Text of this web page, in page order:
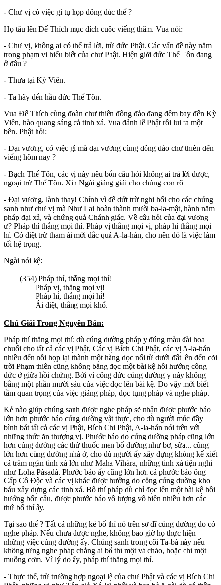
- Chư vị có việc gì tụ họp đông đúc thế ?
Họ tâu lên Ðế Thích mục đích cuộc viếng thăm. Vua nói:
- Chư vị, không ai có thể trả lời, trừ đức Phật. Các vấn đề này nằm
trong phạm vi hiểu biết của chư Phật. Hiện giời đức Thế Tôn đang
ở đâu ?
- Thưa tại Kỳ Viên.
- Ta hãy đến hầu đức Thế Tôn.
Vua Ðế Thích cùng đoàn chư thiên đông đảo đang đêm bay đến Kỳ
Viên, hào quang sáng cả tinh xá. Vua đảnh lễ Phật rồi lui ra một
bên. Phật hỏi:
- Ðại vương, có việc gì mà đại vương cùng đông đảo chư thiên đến
viếng hôm nay ?
- Bạch Thế Tôn, các vị này nêu bốn câu hỏi không ai trả lời được,
ngoại trừ Thế Tôn. Xin Ngài giảng giải cho chúng con rõ.
- Ðại vương, lành thay! Chính vì để dứt trừ nghi hối cho các chúng
sanh như chư vị mà Như Lai hoàn thành mười ba-la-mật, hành năm
pháp đại xả, và chứng quả Chánh giác. Về câu hỏi của đại vương
ư? Pháp thí thắng mọi thí. Pháp vị thắng mọi vị, pháp hỉ thắng mọi
hỉ. Có diệt trừ tham ái mới đắc quả A-la-hán, cho nên đó là việc làm
tối hệ trọng.
Ngài nói kệ:
(354) Pháp thí, thắng mọi thí!
Pháp vị, thắng mọi vị!
Pháp hỉ, thắng mọi hỉ!
Ái diệt, thắng mọi khổ.
Chú Giải Trong Nguyên Bản:
Pháp thí thắng mọi thí: dù cúng dường pháp y đúng màu đài hoa
chuối cho tất cả các vị Phật, Các vị Bích Chi Phật, các vị A-la-hán
nhiều đến nỗi họp lại thành một hàng dọc nối từ dưới đất lên đến cõi
trời Phạm thiên cũng không bằng đọc một bài kệ hồi hướng công
đức ở giữa hồi chứng. Bởi vì công đức cúng dường y này không
bằng một phần mười sáu của việc đọc lên bài kệ. Do vậy mới biết
tầm quan trọng của việc giảng pháp, đọc tụng pháp và nghe pháp.
Kẻ nào giúp chúng sanh được nghe pháp sẽ nhận được phước báo
lớn hơn phước báo cúng dường vật thực, cho dù người múc đầy
bình bát tất cả các vị Phật, Bích Chi Phật, A-la-hán nói trên với
những thức ăn thượng vị. Phước báo do cúng dường pháp cũng lớn
hơn cúng dường các thứ thuốc men bổ dưỡng như bơ, sữa... cũng
lớn hơn cùng dường nhà ở, cho dù người ấy xây dựng không kể xiết
cả trăm ngàn tinh xá lớn như Maha Vihàra, những tinh xá tiện nghi
như Loha Pàsadà. Phước báo ấy cũng lớn hơn cả phước báo ông
Cấp Cô Ðộc và các vị khác được hưởng do công cúng dường kho
báu xây dựng các tinh xá. Bố thí pháp dù chỉ đọc lên một bài kệ hồi
hướng bốn câu, được phước báo vô lượng vô biên nhiều hơn các
thứ bố thí ấy.
Tại sao thế ? Tất cả những kẻ bố thí nó trên sở dĩ cúng dường do có
nghe pháp. Nếu chưa được nghe, không bao giờ họ thực hiện
những việc cúng dường ấy. Chúng sanh trong cõi Ta-bà này nếu
không từng nghe pháp chẳng ai bố thí một vá cháo, hoặc chỉ một
muỗng cơm. Vì lý do ấy, pháp thí thắng mọi thí.
- Thực thế, trừ trường hợp ngoại lệ của chư Phật và các vị Bích Chi